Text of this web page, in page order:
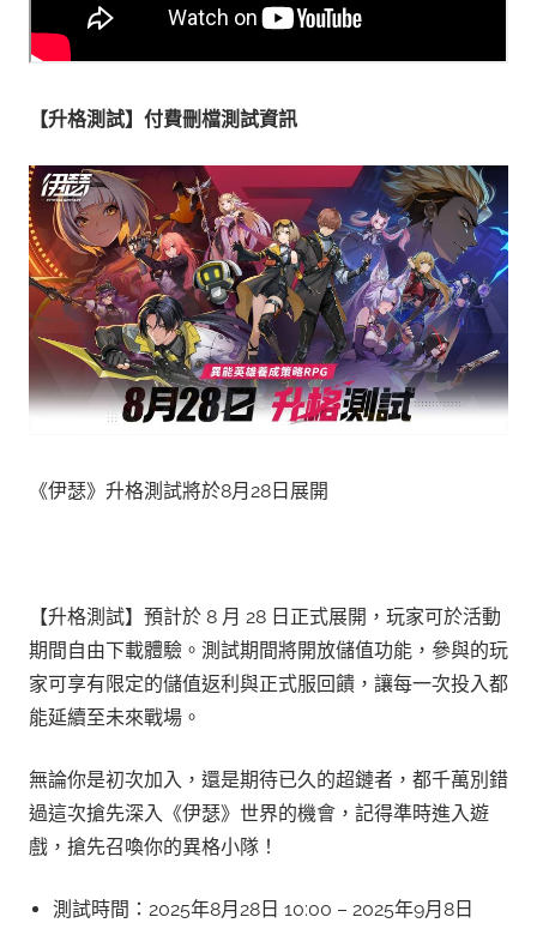
【升格測試】付費刪檔測試資訊
《伊瑟》升格測試將於8月28日展開
【升格測試】預計於 8 月 28 日正式展開，玩家可於活動
期間自由下載體驗。測試期間將開放儲值功能，參與的玩
家可享有限定的儲值返利與正式服回饋，讓每一次投入都
能延續至未來戰場。
無論你是初次加入，還是期待已久的超鏈者，都千萬別錯
過這次搶先深入《伊瑟》世界的機會，記得準時進入遊
戲，搶先召喚你的異格小隊！
測試時間：2025年8月28日 10:00 – 2025年9月8日